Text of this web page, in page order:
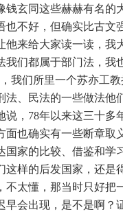
玄同这些赫赫有名的
不好，但确实比古文
来给大家读一读，我
们都属于部门法，我
我们所里一个苏亦工
、民法的一些做法他
，78年以来这三十多
也确实有一些断章取
家的比较、借鉴和学
样的后发国家，还是
太懂，那当时只好把
会出现，是不是啊？